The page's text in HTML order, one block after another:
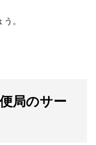
。
局のサー